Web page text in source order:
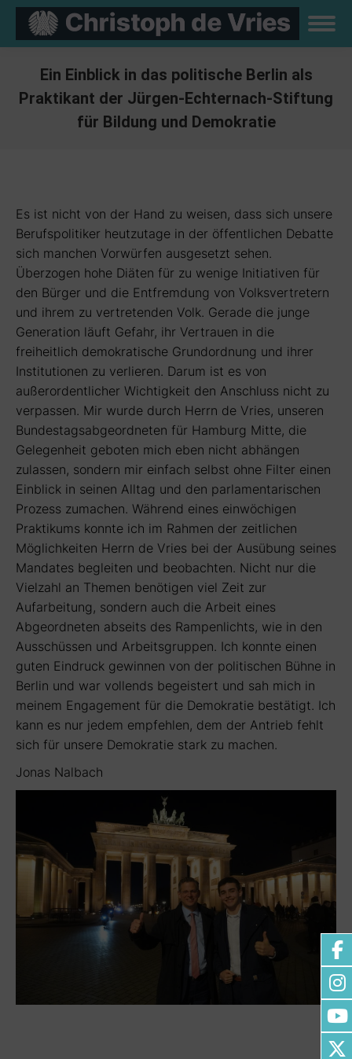
Ein Einblick in das politische Berlin als
Praktikant der Jürgen-Echternach-Stiftung
für Bildung und Demokratie
Es ist nicht von der Hand zu weisen, dass sich unsere
Berufspolitiker heutzutage in der öffentlichen Debatte
sich manchen Vorwürfen ausgesetzt sehen.
Überzogen hohe Diäten für zu wenige Initiativen für
den Bürger und die Entfremdung von Volksvertretern
und ihrem zu vertretenden Volk. Gerade die junge
Generation läuft Gefahr, ihr Vertrauen in die
freiheitlich demokratische Grundordnung und ihrer
Institutionen zu verlieren. Darum ist es von
außerordentlicher Wichtigkeit den Anschluss nicht zu
verpassen. Mir wurde durch Herrn de Vries, unseren
Bundestagsabgeordneten für Hamburg Mitte, die
Gelegenheit geboten mich eben nicht abhängen
zulassen, sondern mir einfach selbst ohne Filter einen
Einblick in seinen Alltag und den parlamentarischen
Prozess zumachen. Während eines einwöchigen
Praktikums konnte ich im Rahmen der zeitlichen
Möglichkeiten Herrn de Vries bei der Ausübung seines
Mandates begleiten und beobachten. Nicht nur die
Vielzahl an Themen benötigen viel Zeit zur
Aufarbeitung, sondern auch die Arbeit eines
Abgeordneten abseits des Rampenlichts, wie in den
Ausschüssen und Arbeitsgruppen. Ich konnte einen
guten Eindruck gewinnen von der politischen Bühne in
Berlin und war vollends begeistert und sah mich in
meinem Engagement für die Demokratie bestätigt. Ich
kann es nur jedem empfehlen, dem der Antrieb fehlt
sich für unsere Demokratie stark zu machen.
Jonas Nalbach